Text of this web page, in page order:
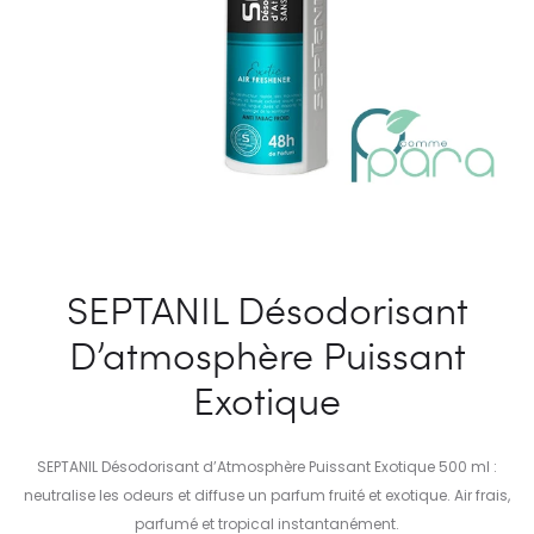
SEPTANIL Désodorisant
D’atmosphère Puissant
Exotique
SEPTANIL Désodorisant d’Atmosphère Puissant Exotique 500 ml :
neutralise les odeurs et diffuse un parfum fruité et exotique. Air frais,
parfumé et tropical instantanément.